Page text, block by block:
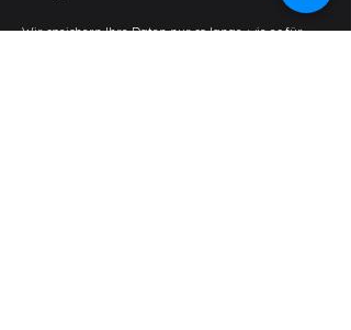
Wir speichern Ihre Daten nur so lange, wie es für